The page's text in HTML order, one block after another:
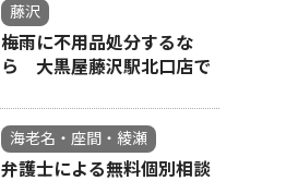
藤沢
梅雨に不用品処分するな
ら 大黒屋藤沢駅北口店で
海老名・座間・綾瀬
弁護士による無料個別相談